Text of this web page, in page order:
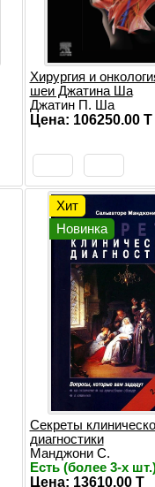
Хирургия и
шеи Джатина Ша
Джатин П. Ша
Цена: 106250.00 T
Новинка
Хит
Секреты
диагностики
Манджони С.
Есть (более 3-х
Цена: 13610.00 T